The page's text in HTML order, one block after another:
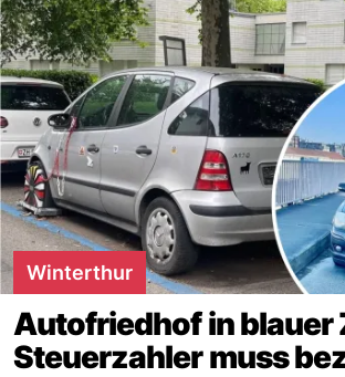
Winterthur
Autofriedhof in blauer
Steuerzahler muss